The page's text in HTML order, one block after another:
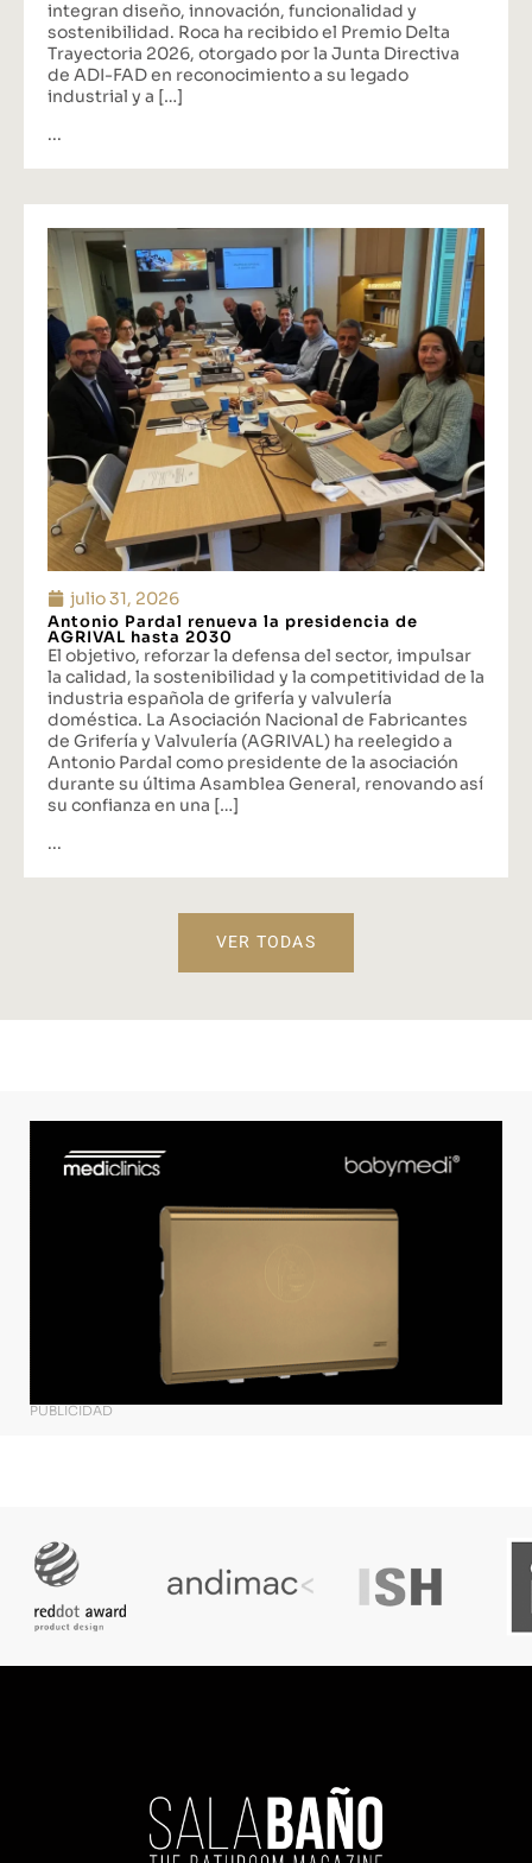
integran diseño, innovación, funcionalidad y
sostenibilidad. Roca ha recibido el Premio Delta
Trayectoria 2026, otorgado por la Junta Directiva
de ADI-FAD en reconocimiento a su legado
industrial y a […]
julio 31, 2026
Antonio Pardal renueva la presidencia de
AGRIVAL hasta 2030
El objetivo, reforzar la defensa del sector, impulsar
la calidad, la sostenibilidad y la competitividad de la
industria española de grifería y valvulería
doméstica. La Asociación Nacional de Fabricantes
de Grifería y Valvulería (AGRIVAL) ha reelegido a
Antonio Pardal como presidente de la asociación
durante su última Asamblea General, renovando así
su confianza en una […]
VER TODAS
PUBLICIDAD